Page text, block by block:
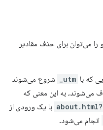
می‌توان برای حذف مقادیر
که با utm_
شروع می‌شوند
می‌شوند، به این معنی که
با یک ورودی از
انجام می‌شود.